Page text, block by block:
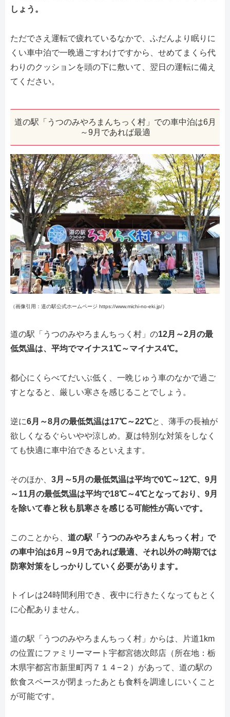
しょう。
ただでさえ運転で疲れているなかで、ふだんより眠りに
くい車中泊で一晩過ごすわけですから、せめてまくら代
わりのクッションを頭の下に敷いて、翌日の運転に備え
てください。
道の駅「うつのみやろまんちっく村」での車中泊は6月
～9月であれば最適
（画像引用：道の駅公式ホームページ https://www.michi-no-eki.jp/）
道の駅「うつのみやろまんちっく村」の12月～2月の最
低気温は、平均でマイナス1℃～マイナス4℃。
都心にくらべてだいぶ低く、一晩じゅう車のなかで過ご
すとなると、厳しい寒さを感じることでしょう。
逆に6月～8月の最低気温は17℃～22℃と、薄手の長袖が
欲しくなるぐらいやや涼しめ。夏は特別な対策をしなく
ても快適に車中泊できるといえます。
そのほか、 3月～5月の最低気温は平均で0℃～12℃、9月
～11月の最低気温は平均で18℃～4℃となっており、9月
を除いて春と秋も肌寒さを感じる可能性が高いです。
このことから、 道の駅「うつのみやろまんちっく村」で
の車中泊は6月～9月であれば最適、それ以外の時期では
防寒対策をしっかりしていく必要があります。
トイレは24時間利用でき、夜中に行きたくなってもとく
に心配ありません。
道の駅「うつのみやろまんちっく村」からは、片道1km
の位置にファミリーマート宇都宮徳次郎店（所在地：栃
木県宇都宮市新里町丙７１４−２）があって、道の駅の
飲食スペースが閉まったあとも食料を調達しにいくこと
が可能です。